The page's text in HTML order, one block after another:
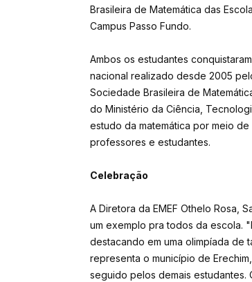
Brasileira de Matemática das
Campus Passo Fundo.
Ambos os estudantes
nacional realizado desde 2005
Sociedade Brasileira de
do Ministério da Ciência,
estudo da matemática por meio
professores e estudantes.
Celebração
A Diretora da EMEF Othelo Rosa,
um exemplo pra todos da escola.
destacando em uma olimpíada de
representa o município de
seguido pelos demais